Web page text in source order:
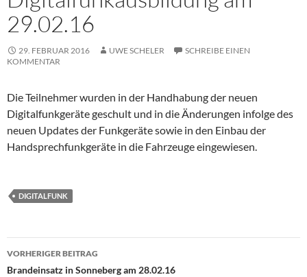
29.02.16
29. FEBRUAR 2016 UWE SCHELER
SCHREIBE EINEN
KOMMENTAR
Die Teilnehmer wurden in der Handhabung der neuen
Digitalfunkgeräte geschult und in die Änderungen infolge des
neuen Updates der Funkgeräte sowie in den Einbau der
Handsprechfunkgeräte in die Fahrzeuge eingewiesen.
DIGITALFUNK
Beitragsnavigation
VORHERIGER BEITRAG
Brandeinsatz in Sonneberg am 28.02.16